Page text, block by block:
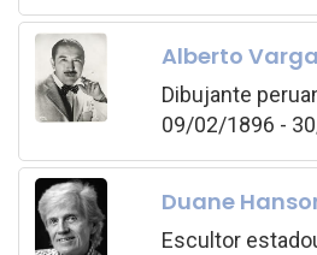
Alberto
Dibujante
09/02/1896 -
Duane
Escultor